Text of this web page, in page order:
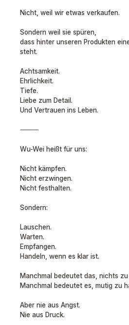
Nicht, weil wir etwas verkaufen.
Sondern weil sie spüren,
dass hinter unseren Produkten
steht.
Achtsamkeit.
Ehrlichkeit.
Tiefe.
Liebe zum Detail.
Und Vertrauen ins Leben.
⸻
Wu-Wei heißt für uns:
Nicht kämpfen.
Nicht erzwingen.
Nicht festhalten.
Sondern:
Lauschen.
Warten.
Empfangen.
Handeln, wenn es klar ist.
Manchmal bedeutet das, nichts zu
Manchmal bedeutet es, mutig zu
Aber nie aus Angst.
Nie aus Druck.